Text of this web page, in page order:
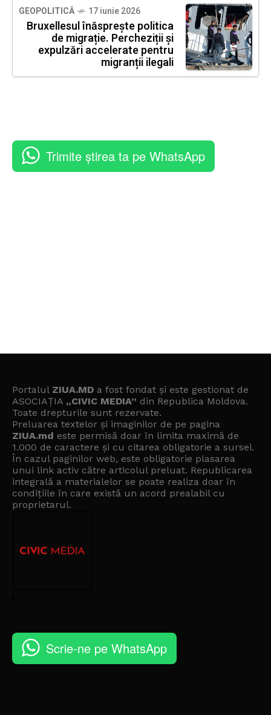
GEOPOLITICĂ 17 iunie 2026
Bruxellesul înăsprește politica
de migrație. Percheziții și
expulzări accelerate pentru
migranții ilegali
Trimite știrea ta pe WhatsApp
Portalul ZIUA.MD a fost fondat și este gestionat de
ASOCIAȚIA „CIVIC MEDIA” din Republica Moldova.
Toate drepturile sunt rezervate.
Preluarea textelor și imaginilor de pe pagina
ZIUA.md este permisă doar în limita maximă de
1.000 de caractere și cu citarea obligatorie a sursei.
În cazul paginilor web, este obligatorie plasarea
unui link activ către articolul preluat. Republicarea
integrală a materialelor se poate realiza doar în
condițiile în care există un acord prealabil cu
proprietarul.
Scrie-ne pe WhatsApp